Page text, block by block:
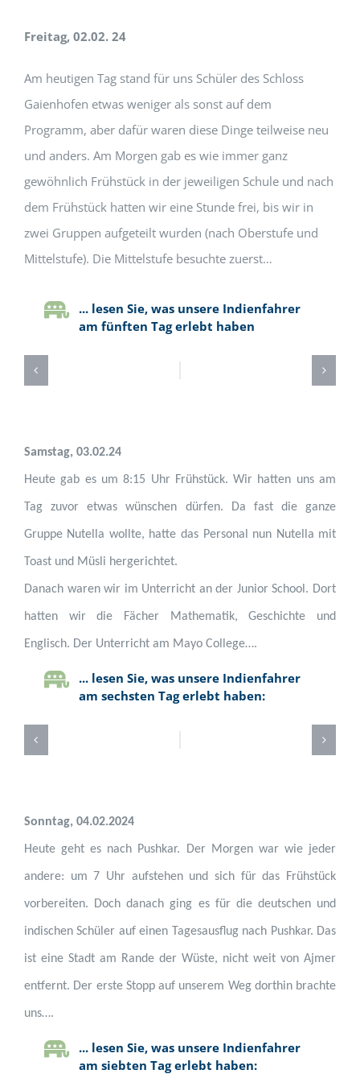
Freitag, 02.02. 24
Am heutigen Tag stand für uns Schüler des Schloss
Gaienhofen etwas weniger als sonst auf dem
Programm, aber dafür waren diese Dinge teilweise neu
und anders. Am Morgen gab es wie immer ganz
gewöhnlich Frühstück in der jeweiligen Schule und nach
dem Frühstück hatten wir eine Stunde frei, bis wir in
zwei Gruppen aufgeteilt wurden (nach Oberstufe und
Mittelstufe). Die Mittelstufe besuchte zuerst…
... lesen Sie, was unsere Indienfahrer
am fünften Tag erlebt haben
Samstag, 03.02.24
Heute gab es um 8:15 Uhr Frühstück. Wir hatten uns am
Tag zuvor etwas wünschen dürfen. Da fast die ganze
Gruppe Nutella wollte, hatte das Personal nun Nutella mit
Toast und Müsli hergerichtet.
Danach waren wir im Unterricht an der Junior School. Dort
hatten wir die Fächer Mathematik, Geschichte und
Englisch. Der Unterricht am Mayo College….
... lesen Sie, was unsere Indienfahrer
am sechsten Tag erlebt haben:
Sonntag, 04.02.2024
Heute geht es nach Pushkar. Der Morgen war wie jeder
andere: um 7 Uhr aufstehen und sich für das Frühstück
vorbereiten. Doch danach ging es für die deutschen und
indischen Schüler auf einen Tagesausflug nach Pushkar. Das
ist eine Stadt am Rande der Wüste, nicht weit von Ajmer
entfernt. Der erste Stoppauf unserem Weg dorthin brachte
uns….
... lesen Sie, was unsere Indienfahrer
am siebten Tag erlebt haben: